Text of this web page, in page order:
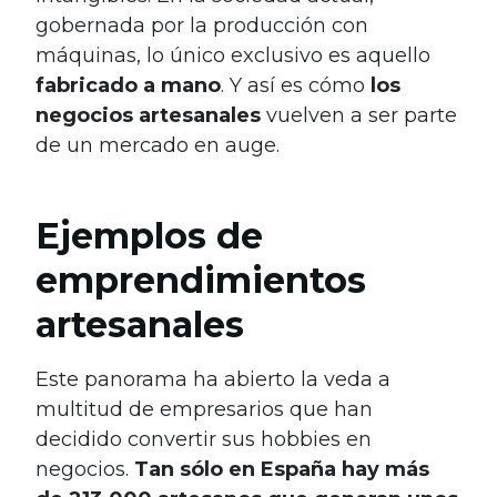
gobernada por la producción con
máquinas, lo único exclusivo es aquello
fabricado a mano. Y así es cómo los
negocios artesanales vuelven a ser parte
de un mercado en auge.
Ejemplos de
emprendimientos
artesanales
Este panorama ha abierto la veda a
multitud de empresarios que han
decidido convertir sus hobbies en
negocios. Tan sólo en España hay más